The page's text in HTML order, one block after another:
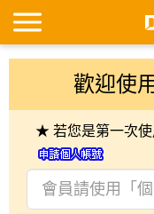
歡迎使
★ 若您是第一次